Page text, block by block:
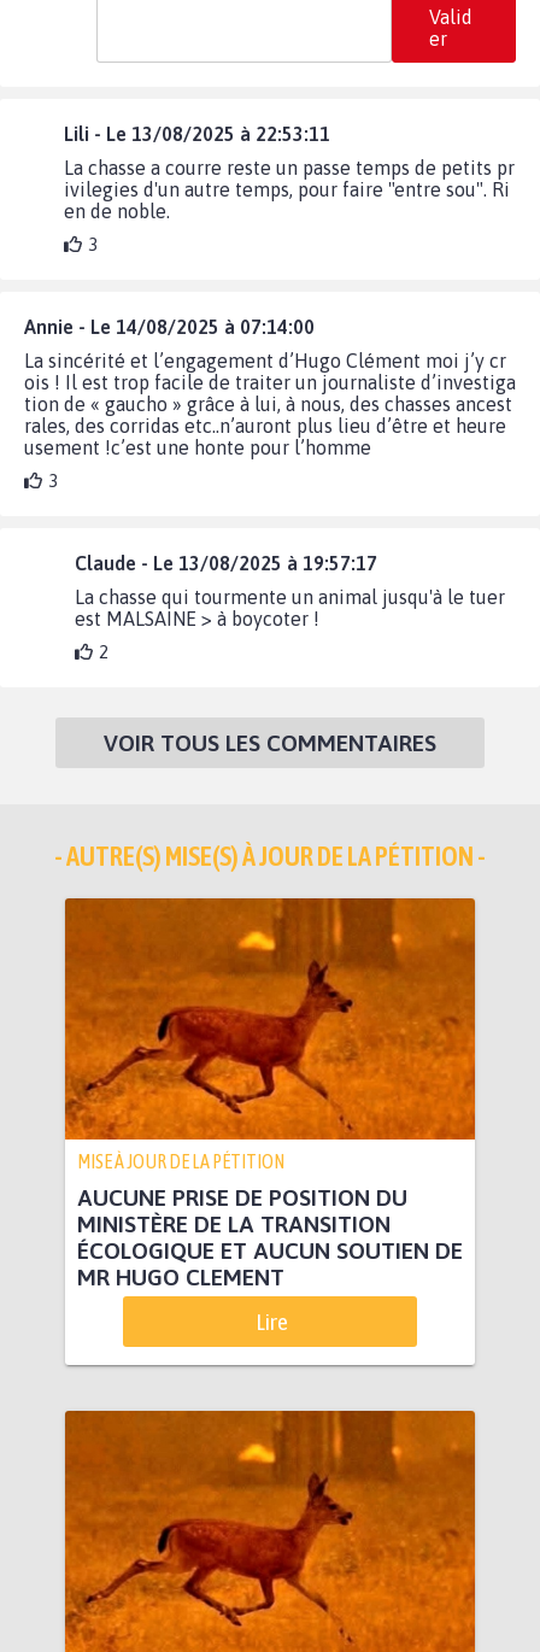
Valid
er
Lili - Le 13/08/2025 à 22:53:11
La chasse a courre reste un passe temps de petits pr
ivilegies d'un autre temps, pour faire "entre sou". Ri
en de noble.
3
Annie - Le 14/08/2025 à 07:14:00
La sincérité et l’engagement d’Hugo Clément moi j’y cr
ois ! Il est trop facile de traiter un journaliste d’investiga
tion de « gaucho » grâce à lui, à nous, des chasses ancest
rales, des corridas etc..n’auront plus lieu d’être et heure
usement !c’est une honte pour l’homme
3
Claude - Le 13/08/2025 à 19:57:17
La chasse qui tourmente un animal jusqu'à le tuer
est MALSAINE > à boycoter !
2
VOIR TOUS LES COMMENTAIRES
- AUTRE(S) MISE(S) À JOUR DE LA PÉTITION -
MISE À JOUR DE LA PÉTITION
AUCUNE PRISE DE POSITION DU
MINISTÈRE DE LA TRANSITION
ÉCOLOGIQUE ET AUCUN SOUTIEN DE
MR HUGO CLEMENT
Lire